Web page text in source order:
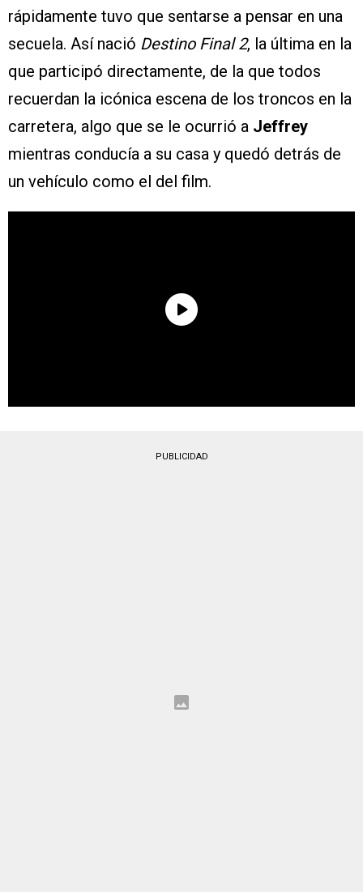
rápidamente tuvo que sentarse a pensar en una
secuela. Así nació Destino Final 2, la última en la
que participó directamente, de la que todos
recuerdan la icónica escena de los troncos en la
carretera, algo que se le ocurrió a Jeffrey
mientras conducía a su casa y quedó detrás de
un vehículo como el del film.
PUBLICIDAD